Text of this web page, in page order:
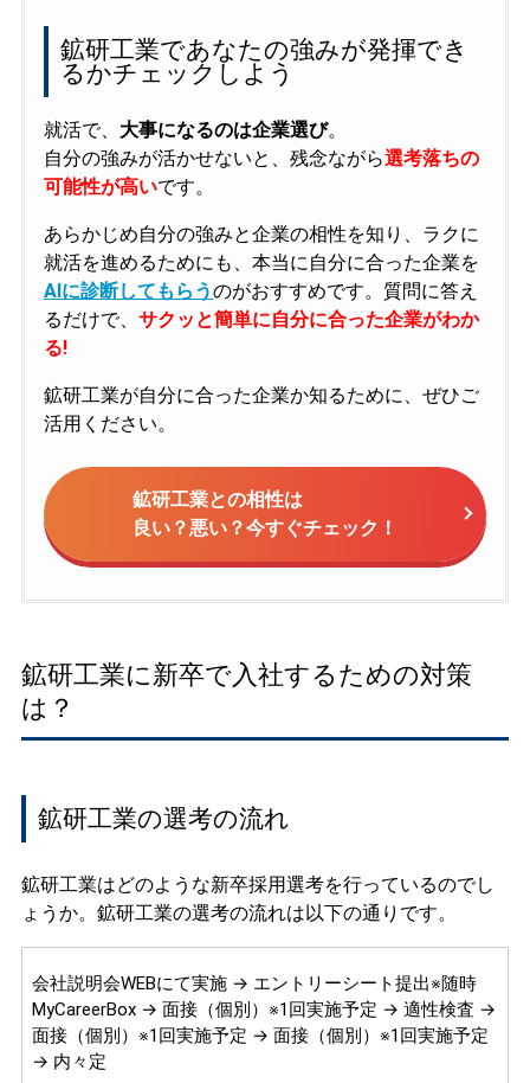
鉱研工業であなたの強みが発揮でき
るかチェックしよう
就活で、 大事になるのは企業選び。
自分の強みが活かせないと、残念ながら選考落ちの
可能性が高いです。
あらかじめ自分の強みと企業の相性を知り、ラクに
就活を進めるためにも、本当に自分に合った企業を
AIに診断してもらうのがおすすめです。質問に答え
るだけで、 サクッと簡単に自分に合った企業がわか
る!
鉱研工業が自分に合った企業か知るために、ぜひご
活用ください。
鉱研工業との相性は
良い？悪い？今すぐチェック！
鉱研工業に新卒で入社するための対策
は？
鉱研工業の選考の流れ
鉱研工業はどのような新卒採用選考を行っているのでし
ょうか。鉱研工業の選考の流れは以下の通りです。
会社説明会WEBにて実施 → エントリーシート提出※随時
MyCareerBox → 面接（個別）※1回実施予定 → 適性検査 →
面接（個別）※1回実施予定 → 面接（個別）※1回実施予定
→ 内々定